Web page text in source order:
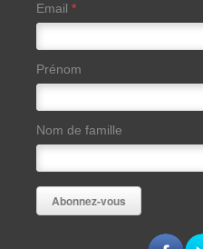
Email *
Prénom
Nom de famille